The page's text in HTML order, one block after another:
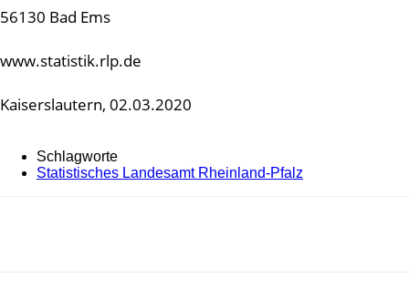
56130 Bad Ems
www.statistik.rlp.de
Kaiserslautern, 02.03.2020
Schlagworte
Statistisches Landesamt Rheinland-Pfalz